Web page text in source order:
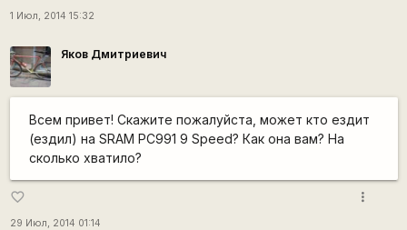
1 Июл, 2014 15:32
Яков Дмитриевич
Всем привет! Скажите пожалуйста, может кто ездит
(ездил) на SRAM PC991 9 Speed? Как она вам? На
сколько хватило?
favorite_border
29 Июл, 2014 01:14
more_vert